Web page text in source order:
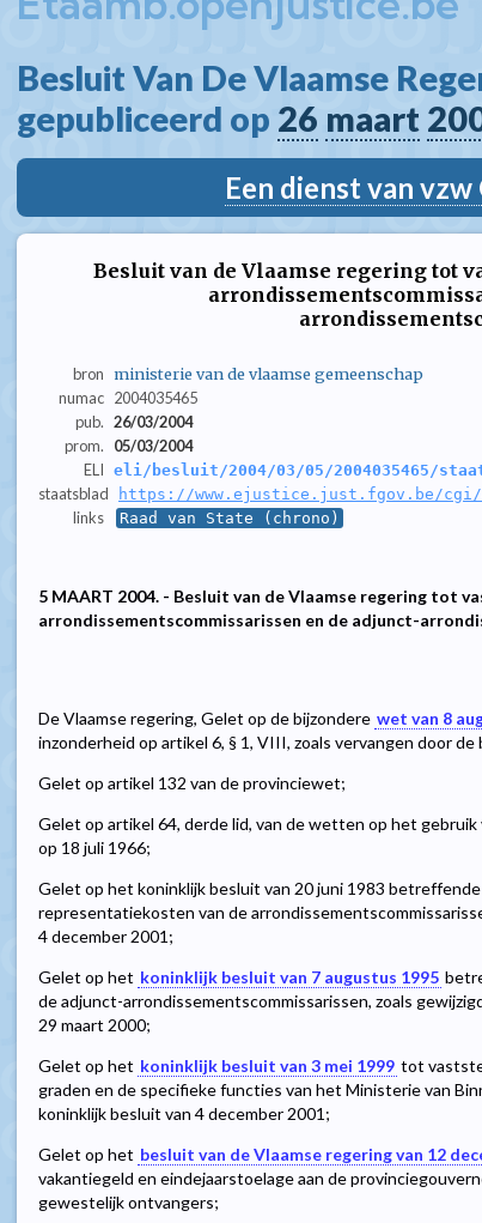
Besluit Van De Vlaamse
gepubliceerd op 26 maart
Een dienst van
Besluit van de Vlaamse regering tot
bron ministerie van de vlaamse gemeenschap
numac 2004035465
pub. 26/03/2004
prom.
05/03/2004
ELI eli/besluit/2004/03/05/2004035465/
staatsblad https://www.ejustice.just.fgov.be/
links Raad van State (chrono)
5 MAART 2004. - Besluit van de Vlaamse regering tot
arrondissementscommissarissen en de adjunct-
De Vlaamse regering, Gelet op de bijzondere wet van 8
inzonderheid op artikel 6, § 1, VIII, zoals vervangen door
Gelet op artikel 132 van de provinciewet;
Gelet op artikel 64, derde lid, van de wetten op het
op 18 juli 1966;
Gelet op het koninklijk besluit van 20 juni 1983
representatiekosten van de
4 december 2001;
Gelet op het koninklijk besluit van 7 augustus 1995
de adjunct-arrondissementscommissarissen, zoals
29 maart 2000;
Gelet op het koninklijk besluit van 3 mei 1999 tot
graden en de specifieke functies van het Ministerie van
koninklijk besluit van 4 december 2001;
Gelet op het besluit van de Vlaamse regering van 12
vakantiegeld en eindejaarstoelage aan de
gewestelijk ontvangers;